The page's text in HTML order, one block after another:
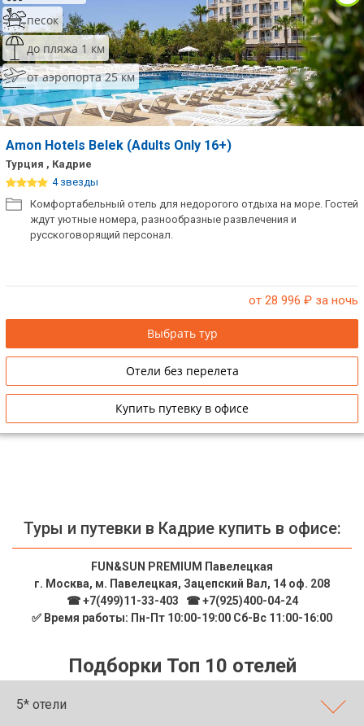
песок
до пляжа 1 км
от аэропорта 25 км
Amon Hotels Belek (Adults Only 16+)
Турция , Кадрие
4 звезды
Комфортабельный отель для недорогого отдыха на море. Гостей
ждут уютные номера, разнообразные развлечения и
русскоговорящий персонал.
от 28 996 ₽ за ночь
Выбрать тур
Отели без перелета
Купить путевку в офисе
Туры и путевки в Кадрие купить в офисе:
FUN&SUN PREMIUM Павелецкая
г. Москва, м. Павелецкая, Зацепский Вал, 14 оф. 208
☎ +7(499)11-33-403
☎ +7(925)400-04-24
✅ Время работы: Пн-Пт 10:00-19:00 Сб-Вс 11:00-16:00
Подборки Топ 10 отелей
5* отели